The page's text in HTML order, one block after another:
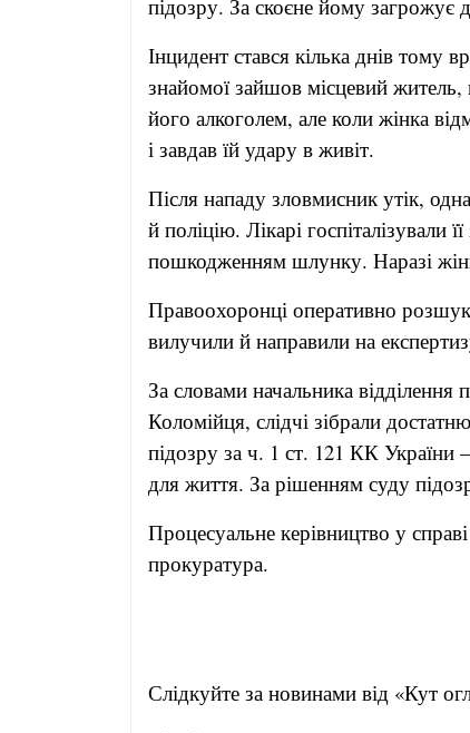
підозру. За скоєне йому загрожує
Інцидент стався кілька днів тому
знайомої зайшов місцевий
його алкоголем, але коли жінка
і завдав їй удару в живіт.
Після нападу зловмисник утік,
й поліцію. Лікарі
пошкодженням шлунку. Наразі
Правоохоронці оперативно
вилучили й направили на
За словами начальника
Коломійця, слідчі зібрали
підозру за ч. 1 ст. 121 КК
для життя. За рішенням суду
Процесуальне керівництво у
прокуратура.
Слідкуйте за новинами